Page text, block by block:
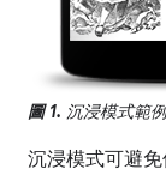
圖 1. 沉浸模式範例
沉浸模式可避